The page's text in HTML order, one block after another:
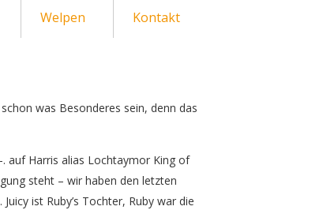
Welpen Kontakt
was Besonderes sein, denn das
auf Harris alias Lochtaymor King of
steht – wir haben den letzten
ist Ruby’s Tochter, Ruby war die